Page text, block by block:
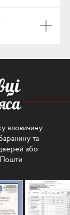
яловичину
та
або
Пошти